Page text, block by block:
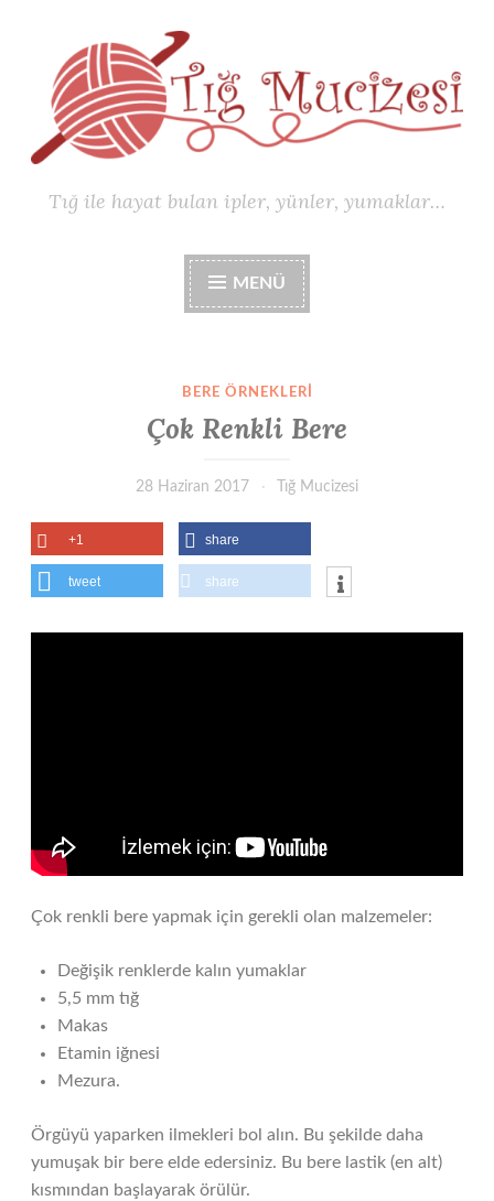
Tığ ile hayat bulan ipler, yünler, yumaklar…
MENÜ
BERE ÖRNEKLERI
Çok Renkli Bere
28 Haziran 2017 Tığ Mucizesi
+1 share
tweet share
Çok renkli bere yapmak için gerekli olan malzemeler:
Değişik renklerde kalın yumaklar
5,5 mm tığ
Makas
Etamin iğnesi
Mezura.
Örgüyü yaparken ilmekleri bol alın. Bu şekilde daha
yumuşak bir bere elde edersiniz. Bu bere lastik (en alt)
kısmından başlayarak örülür.